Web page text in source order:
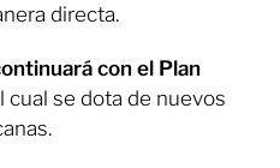
directa.
con el Plan
cual se dota de nuevos